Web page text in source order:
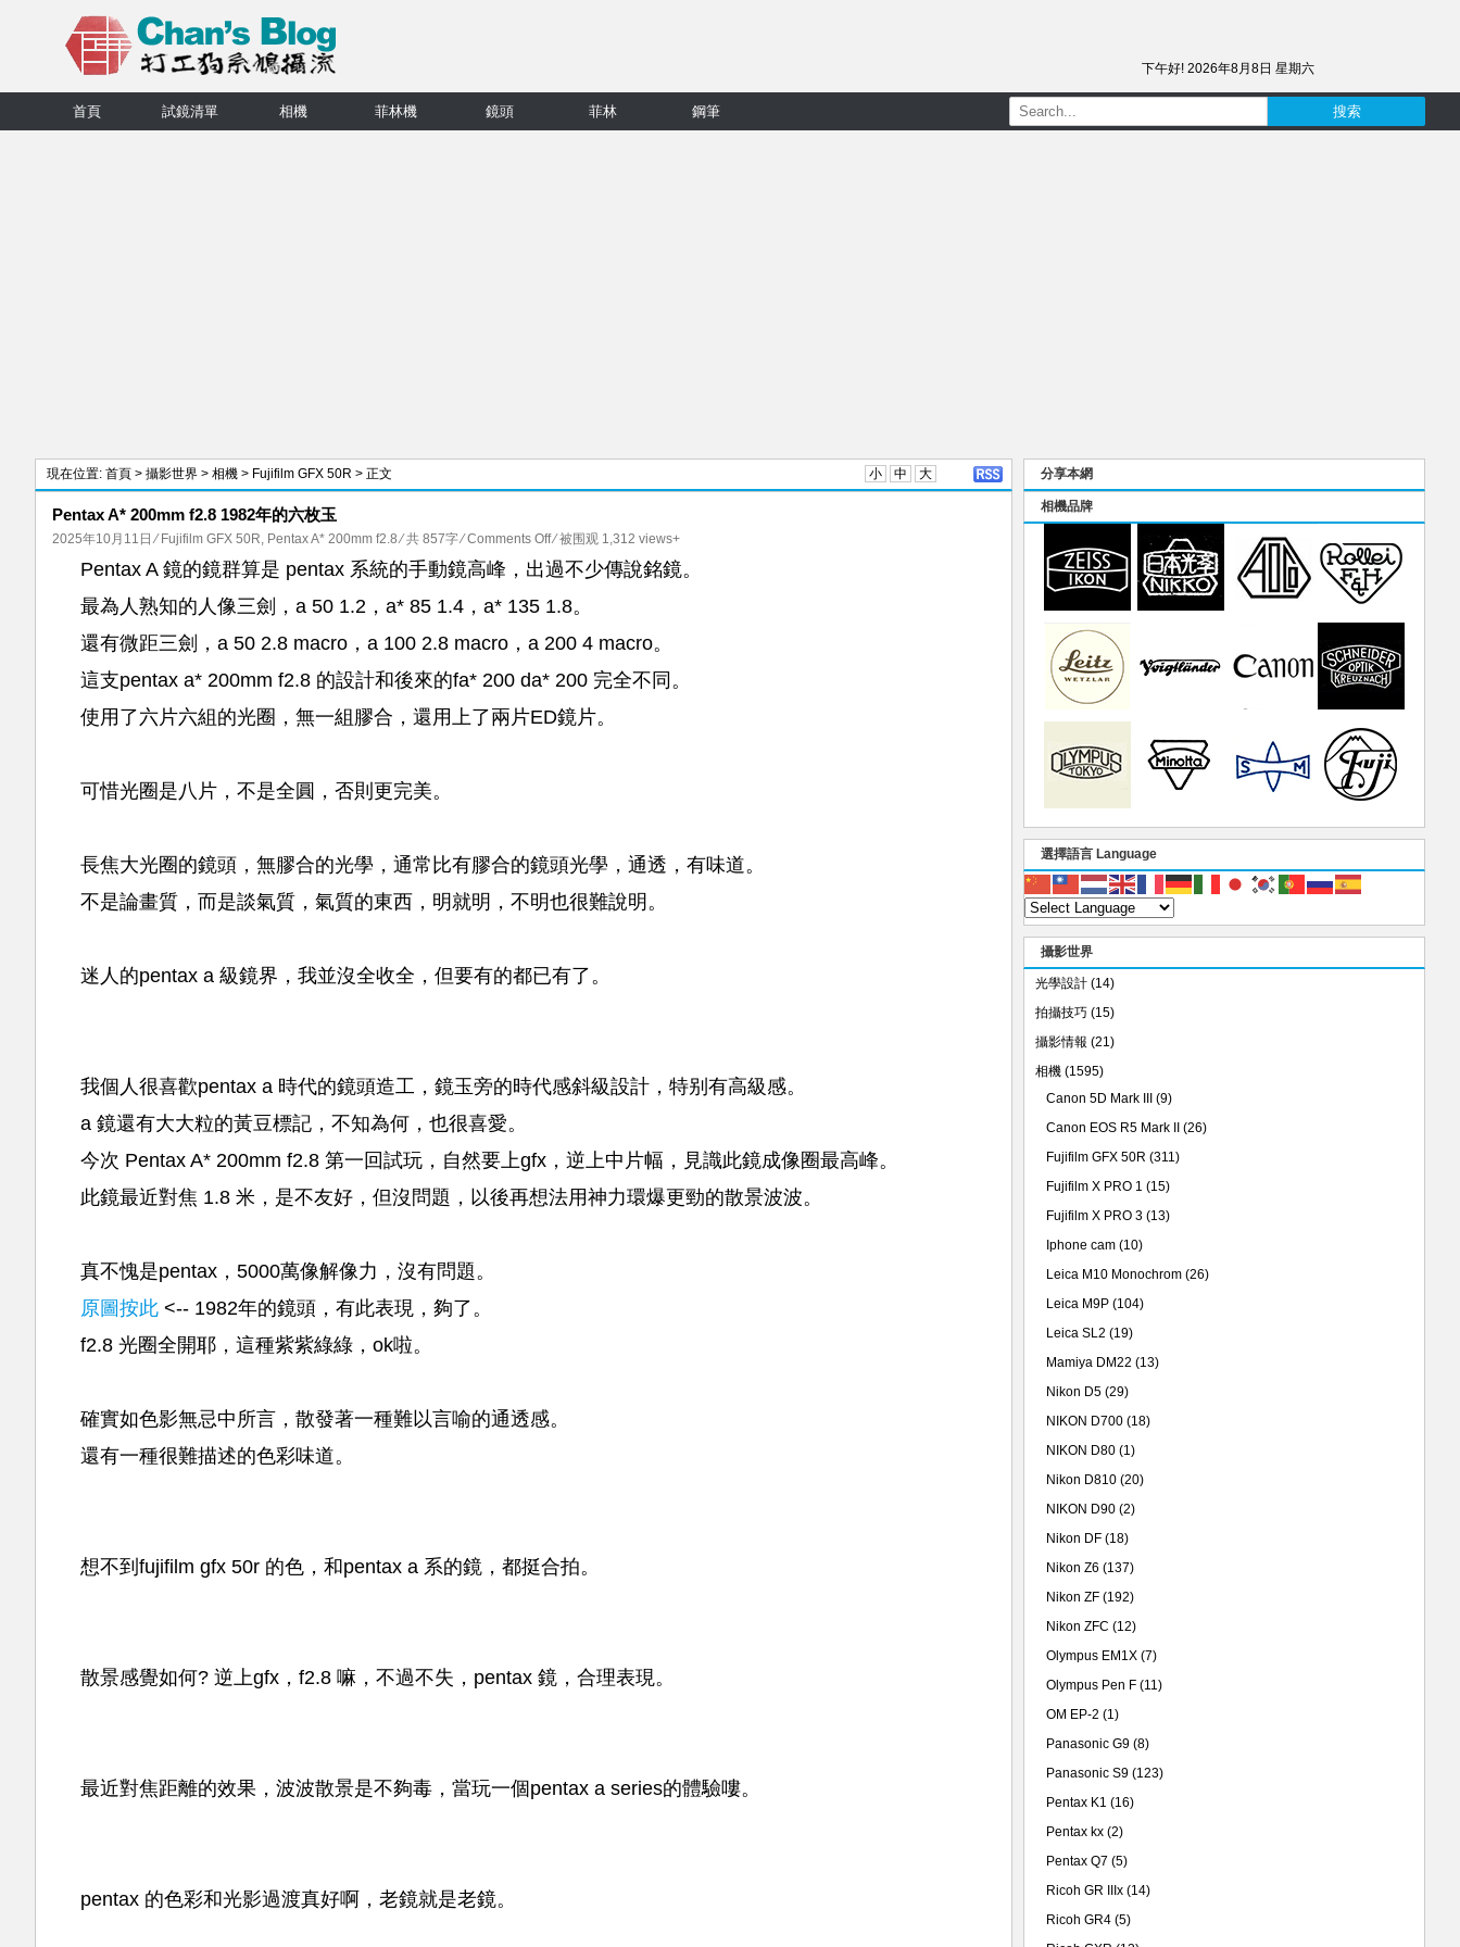
下午好! 2026年8月8日 星期六
首頁 試鏡清單 相機 菲林機 鏡頭 菲林 鋼筆
現在位置: 首頁 > 攝影世界 > 相機 > Fujifilm GFX 50R > 正文 小 中 大
Pentax A* 200mm f2.8 1982年的六枚玉
2025年10月11日 ⁄ Fujifilm GFX 50R, Pentax A* 200mm f2.8⁄ 共 857字⁄Comments Offon
Pentax
200mm
f2.8
年
的
六
⁄ 被围观 1,312 views+
Pentax A 鏡的鏡群算是 pentax 系統的手動鏡高峰，出過不少傳說銘鏡。
最為人熟知的人像三劍，a 50 1.2，a* 85 1.4，a* 135 1.8。
還有微距三劍，a 50 2.8 macro，a 100 2.8 macro，a 200 4 macro。
這支pentax a* 200mm f2.8 的設計和後來的fa* 200 da* 200 完全不同。
使用了六片六組的光圈，無一組膠合，還用上了兩片ED鏡片。
可惜光圈是八片，不是全圓，否則更完美。
長焦大光圈的鏡頭，無膠合的光學，通常比有膠合的鏡頭光學，通透，有味道。
不是論畫質，而是談氣質，氣質的東西，明就明，不明也很難說明。
迷人的pentax a 級鏡界，我並沒全收全，但要有的都已有了。
我個人很喜歡pentax a 時代的鏡頭造工，鏡玉旁的時代感斜級設計，特别有高級感。
a 鏡還有大大粒的黃豆標記，不知為何，也很喜愛。
今次 Pentax A* 200mm f2.8 第一回試玩，自然要上gfx，逆上中片幅，見識此鏡成像圈最高峰。
此鏡最近對焦 1.8 米，是不友好，但沒問題，以後再想法用神力環爆更勁的散景波波。
真不愧是pentax，5000萬像解像力，沒有問題。
原圖按此 <-- 1982年的鏡頭，有此表現，夠了。
f2.8 光圈全開耶，這種紫紫綠綠，ok啦。
確實如色影無忌中所言，散發著一種難以言喻的通透感。
還有一種很難描述的色彩味道。
想不到fujifilm gfx 50r 的色，和pentax a 系的鏡，都挺合拍。
散景感覺如何? 逆上gfx，f2.8 嘛，不過不失，pentax 鏡，合理表現。
最近對焦距離的效果，波波散景是不夠毒，當玩一個pentax a series的體驗嘍。
pentax 的色彩和光影過渡真好啊，老鏡就是老鏡。
分享本網
相機品牌
選擇語言 Language
攝影世界
光學設計 (14)
拍攝技巧 (15)
攝影情報 (21)
相機 (1595)
Canon 5D Mark III
(9)
Canon EOS R5 Mark II
(26)
Fujifilm GFX 50R (311)
Fujifilm X PRO 1 (15)
Fujifilm X PRO 3 (13)
Iphone cam (10)
Leica M10 Monochrom (26)
Leica M9P (104)
Leica SL2 (19)
Mamiya DM22 (13)
Nikon D5 (29)
NIKON D700 (18)
NIKON D80 (1)
Nikon D810 (20)
NIKON D90 (2)
Nikon DF (18)
Nikon Z6 (137)
Nikon ZF (192)
Nikon ZFC (12)
Olympus EM1X (7)
Olympus Pen F (11)
OM EP-2 (1)
Panasonic G9 (8)
Panasonic S9 (123)
Pentax K1 (16)
Pentax kx (2)
Pentax Q7 (5)
Ricoh GR IIIx (14)
Ricoh GR4 (5)